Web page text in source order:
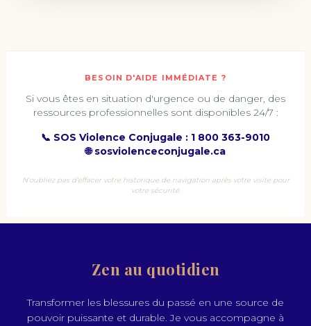
BESOIN D'AIDE IMMÉDIATE ?
Si vous êtes en situation d'urgence ou de danger, des
ressources professionnelles sont disponibles 24/7 :
📞 SOS Violence Conjugale : 1 800 363-9010
🌐 sosviolenceconjugale.ca
N'oubliez pas d'effacer votre historique de navigation après votre visite pour
votre sécurité.
Zen au quotidien
Transformer les blessures du passé en une source de
pouvoir puissante et durable. Je vous accompagne à